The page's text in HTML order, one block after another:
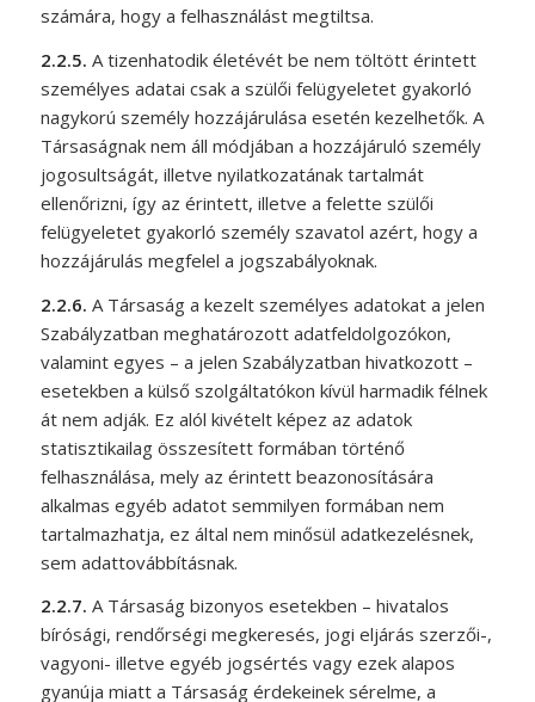
számára, hogy a felhasználást megtiltsa.
2.2.5. A tizenhatodik életévét be nem töltött érintett
személyes adatai csak a szülői felügyeletet gyakorló
nagykorú személy hozzájárulása esetén kezelhetők. A
Társaságnak nem áll módjában a hozzájáruló személy
jogosultságát, illetve nyilatkozatának tartalmát
ellenőrizni, így az érintett, illetve a felette szülői
felügyeletet gyakorló személy szavatol azért, hogy a
hozzájárulás megfelel a jogszabályoknak.
2.2.6. A Társaság a kezelt személyes adatokat a jelen
Szabályzatban meghatározott adatfeldolgozókon,
valamint egyes – a jelen Szabályzatban hivatkozott –
esetekben a külső szolgáltatókon kívül harmadik félnek
át nem adják. Ez alól kivételt képez az adatok
statisztikailag összesített formában történő
felhasználása, mely az érintett beazonosítására
alkalmas egyéb adatot semmilyen formában nem
tartalmazhatja, ez által nem minősül adatkezelésnek,
sem adattovábbításnak.
2.2.7. A Társaság bizonyos esetekben – hivatalos
bírósági, rendőrségi megkeresés, jogi eljárás szerzői-,
vagyoni- illetve egyéb jogsértés vagy ezek alapos
gyanúja miatt a Társaság érdekeinek sérelme, a